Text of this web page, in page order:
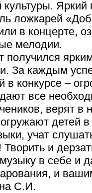
культуры.
ложкарей
в концерте,
мелодии.
получился
За каждым
в конкурсе –
все
верят в
детей
учат
Творить и
в себе и
и
С.И.